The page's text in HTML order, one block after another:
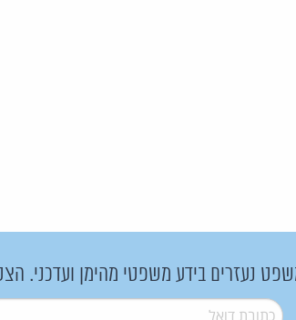
נעזרים בידע משפטי מהימן ועדכני.
דואל*